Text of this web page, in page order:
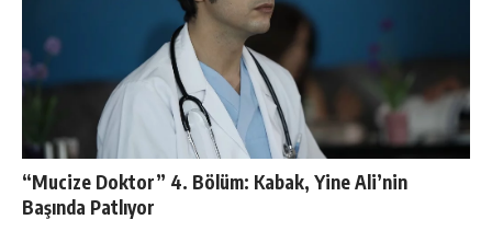
“Mucize Doktor” 4. Bölüm: Kabak, Yine Ali’nin
Başında Patlıyor